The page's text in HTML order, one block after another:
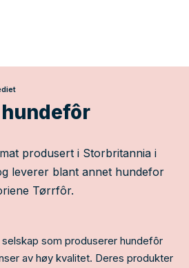
produsert i Storbritannia i
leverer blant annet hundefor
Tørrfôr.
som produserer hundefôr
av høy kvalitet. Deres produkter